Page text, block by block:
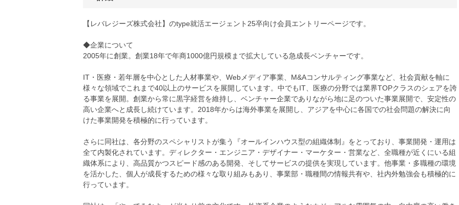
【レバレジーズ株式会社】のtype就活エージェント25卒向け会員エントリーページです。
◆企業について
2005年に創業。創業18年で年商1000億円規模まで拡大している急成長ベンチャーです。
IT・医療・若年層を中心とした人材事業や、Webメディア事業、M&Aコンサルティング事業など、社会貢献を軸に
様々な領域でこれまで40以上のサービスを展開しています。中でもIT、医療の分野では業界TOPクラスのシェアを誇
る事業を展開。創業から常に黒字経営を維持し、ベンチャー企業でありながら地に足のついた事業展開で、安定性の
高い企業へと成長し続けています。2018年からは海外事業を展開し、アジアを中心に各国での社会問題の解決に向
けた事業開発を積極的に行っています。
さらに同社は、各分野のスペシャリストが集う『オールインハウス型の組織体制』をとっており、事業開発・運用は
全て内製化されています。ディレクター・エンジニア・デザイナー・マーケター・営業など、全職種が近くにいる組
織体系により、高品質かつスピード感のある開発、そしてサービスの提供を実現しています。他事業・多職種の環境
を活かした、個人が成長するための様々な取り組みもあり、事業部・職種間の情報共有や、社内外勉強会も積極的に
行っています。